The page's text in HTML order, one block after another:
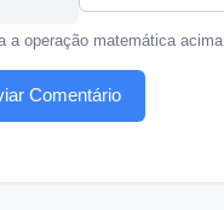
a operação matemática acima
Comentário